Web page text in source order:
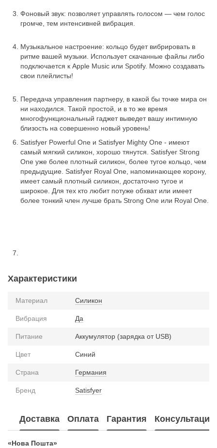
Фоновый звук: позволяет управлять голосом — чем голос
громче, тем интенсивней вибрация.
Музыкальное настроение: кольцо будет вибрировать в
ритме вашей музыки. Использует скачанные файлы либо
подключается к Apple Music или Spotify. Можно создавать
свои плейлисты!
Передача управления партнеру, в какой бы точке мира он
ни находился. Такой простой, и в то же время
многофункциональный гаджет выведет вашу интимную
близость на совершенно новый уровень!
Satisfyer Powerful One и Satisfyer Mighty One - имеют
самый мягкий силикон, хорошо тянутся. Satisfyer Strong
One уже более плотный силикон, более тугое кольцо, чем
предыдущие. Satisfyer Royal One, напоминающее корону,
имеет самый плотный силикон, достаточно тугое и
широкое. Для тех кто любит потуже обхват или имеет
более тонкий член лучше брать Strong One или Royal One.
Характеристики
Материал Силикон
Вибрация Да
Питание Аккумулятор (зарядка от USB)
Цвет Синий
Страна Германия
Бренд Satisfyer
Доставка Оплата Гарантия Консультация
«Нова Пошта»